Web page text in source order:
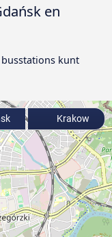
en
kunt
Krakow